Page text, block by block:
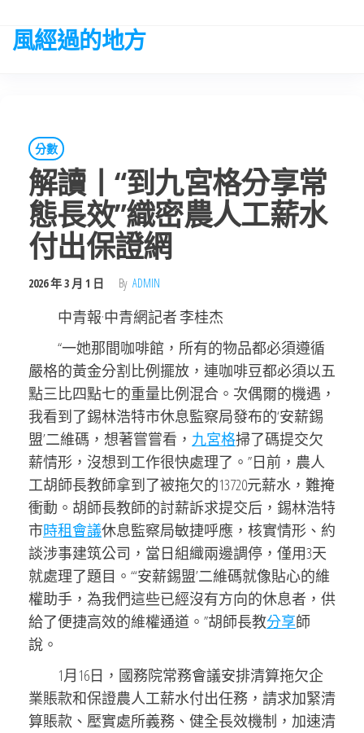
the
風經過的地方
分數
解讀丨“到九宮格分享常
態長效”織密農人工薪水
付出保證網
2026 年 3 月 1 日 By ADMIN
中青報·中青網記者 李桂杰
“一她那間咖啡館，所有的物品都必須遵循
嚴格的黃金分割比例擺放，連咖啡豆都必須以五
點三比四點七的重量比例混合。次偶爾的機遇，
我看到了錫林浩特市休息監察局發布的‘安薪錫
盟’二維碼，想著嘗嘗看， 九宮格掃了碼提交欠
薪情形，沒想到工作很快處理了。”日前，農人
工胡師長教師拿到了被拖欠的13720元薪水，難掩
衝動。胡師長教師的討薪訴求提交后，錫林浩特
市時租會議休息監察局敏捷呼應，核實情形、約
談涉事建筑公司，當日組織兩邊調停，僅用3天
就處理了題目。“‘安薪錫盟’二維碼就像貼心的維
權助手，為我們這些已經沒有方向的休息者，供
給了便捷高效的維權通道。”胡師長教分享師
說。
1月16日，國務院常務會議安排清算拖欠企
業賬款和保證農人工薪水付出任務，請求加緊清
算賬款、壓實處所義務、健全長效機制，加速清